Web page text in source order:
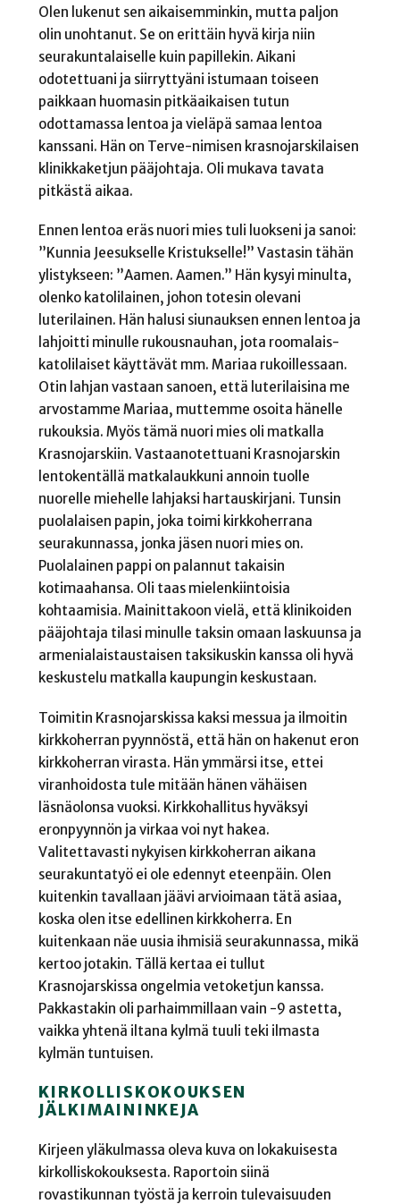
Olen lukenut sen aikaisemminkin, mutta paljon
olin unohtanut. Se on erittäin hyvä kirja niin
seurakuntalaiselle kuin papillekin. Aikani
odotettuani ja siirryttyäni istumaan toiseen
paikkaan huomasin pitkäaikaisen tutun
odottamassa lentoa ja vieläpä samaa lentoa
kanssani. Hän on Terve-nimisen krasnojarskilaisen
klinikkaketjun pääjohtaja. Oli mukava tavata
pitkästä aikaa.
Ennen lentoa eräs nuori mies tuli luokseni ja sanoi:
”Kunnia Jeesukselle Kristukselle!” Vastasin tähän
ylistykseen: ”Aamen. Aamen.” Hän kysyi minulta,
olenko katolilainen, johon totesin olevani
luterilainen. Hän halusi siunauksen ennen lentoa ja
lahjoitti minulle rukousnauhan, jota roomalais-
katolilaiset käyttävät mm. Mariaa rukoillessaan.
Otin lahjan vastaan sanoen, että luterilaisina me
arvostamme Mariaa, muttemme osoita hänelle
rukouksia. Myös tämä nuori mies oli matkalla
Krasnojarskiin. Vastaanotettuani Krasnojarskin
lentokentällä matkalaukkuni annoin tuolle
nuorelle miehelle lahjaksi hartauskirjani. Tunsin
puolalaisen papin, joka toimi kirkkoherrana
seurakunnassa, jonka jäsen nuori mies on.
Puolalainen pappi on palannut takaisin
kotimaahansa. Oli taas mielenkiintoisia
kohtaamisia. Mainittakoon vielä, että klinikoiden
pääjohtaja tilasi minulle taksin omaan laskuunsa ja
armenialaistaustaisen taksikuskin kanssa oli hyvä
keskustelu matkalla kaupungin keskustaan.
Toimitin Krasnojarskissa kaksi messua ja ilmoitin
kirkkoherran pyynnöstä, että hän on hakenut eron
kirkkoherran virasta. Hän ymmärsi itse, ettei
viranhoidosta tule mitään hänen vähäisen
läsnäolonsa vuoksi. Kirkkohallitus hyväksyi
eronpyynnön ja virkaa voi nyt hakea.
Valitettavasti nykyisen kirkkoherran aikana
seurakuntatyö ei ole edennyt eteenpäin. Olen
kuitenkin tavallaan jäävi arvioimaan tätä asiaa,
koska olen itse edellinen kirkkoherra. En
kuitenkaan näe uusia ihmisiä seurakunnassa, mikä
kertoo jotakin. Tällä kertaa ei tullut
Krasnojarskissa ongelmia vetoketjun kanssa.
Pakkastakin oli parhaimmillaan vain -9 astetta,
vaikka yhtenä iltana kylmä tuuli teki ilmasta
kylmän tuntuisen.
KIRKOLLISKOKOUKSEN
JÄLKIMAININKEJA
Kirjeen yläkulmassa oleva kuva on lokakuisesta
kirkolliskokouksesta. Raportoin siinä
rovastikunnan työstä ja kerroin tulevaisuuden